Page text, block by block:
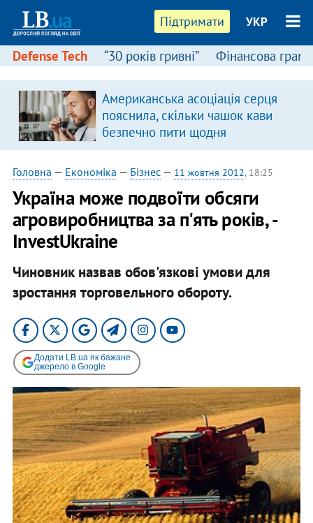
Підтримати УКР
Defense Tech “30 років гривні” Фінансова
Американська асоціація серця
пояснила, скільки чашок кави
безпечно пити щодня
Головна — Економіка — Бізнес— 11 жовтня 2012, 18:25
Україна може подвоїти обсяги
агровиробництва за п'ять років, -
InvestUkraine
Чиновник назвав обов'язкові умови для
зростання торговельного обороту.
Додати LB.ua як бажане
джерело в Google